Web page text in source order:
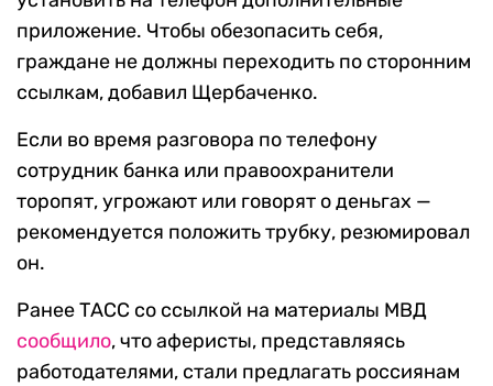
приложение. Чтобы обезопасить себя,
граждане не должны переходить по сторонним
ссылкам, добавил Щербаченко.
Если во время разговора по телефону
сотрудник банка или правоохранители
торопят, угрожают или говорят о деньгах —
рекомендуется положить трубку, резюмировал
он.
Ранее ТАСС со ссылкой на материалы МВД
сообщило, что аферисты, представляясь
работодателями, стали предлагать россиянам